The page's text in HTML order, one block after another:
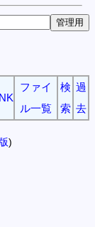
ファイ
ル一覧
検
索
過
去
)